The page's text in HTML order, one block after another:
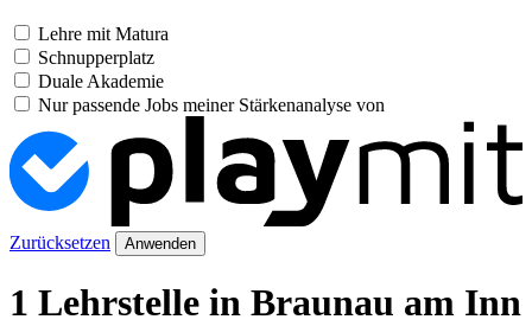
Lehre mit Matura
Schnupperplatz
Duale Akademie
Nur passende Jobs meiner Stärkenanalyse von
Zurücksetzen Anwenden
1 Lehrstelle in Braunau am Inn